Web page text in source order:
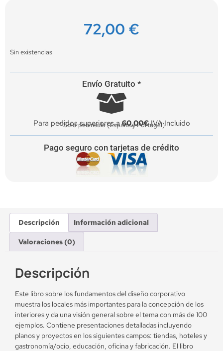
72,00 €
Sin existencias
Envío Gratuito *
Para pedidos superiores a60,00€IVA Incluido
* Solo península (España y Portugal)
Pago seguro con tarjetas de crédito
Descripción Información adicional
Valoraciones (0)
Descripción
Este libro sobre los fundamentos del diseño corporativo
muestra los locales más importantes para la concepción de los
interiores y da una visión general sobre el tema con más de 100
ejemplos. Contiene presentaciones detalladas incluyendo
planos y proyectos en los siguientes campos: tiendas, hoteles y
gastronomía/ocio, educación, oficina y fabricación. El libro